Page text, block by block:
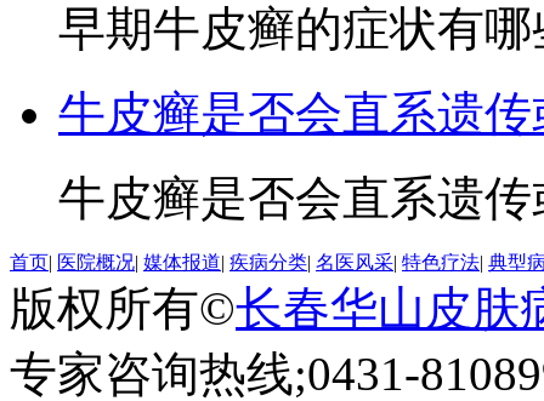
早期牛皮癣的症状有
牛皮癣是否会直系遗传
牛皮癣是否会直系遗
首页| 医院概况| 媒体报道| 疾病分类| 名医风采| 特色疗法| 典型
版权所有©长春华山皮肤
专家咨询热线;0431-